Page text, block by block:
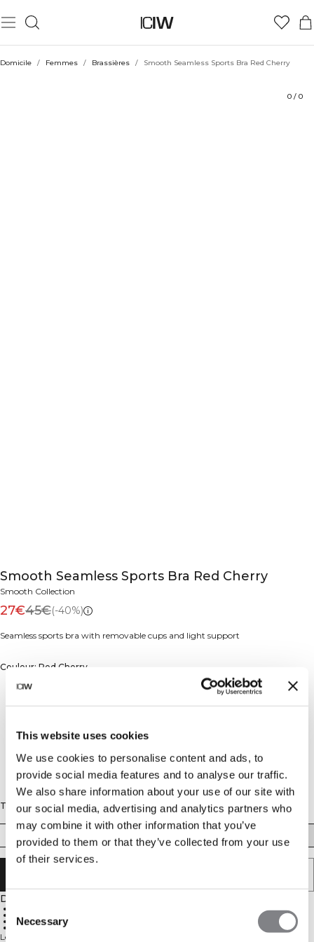
This website uses cookies
We use cookies to personalise content and ads, to
provide social media features and to analyse our traffic.
We also share information about your use of our site with
our social media, advertising and analytics partners who
may combine it with other information that you’ve
provided to them or that they’ve collected from your use
of their services.
Consent
Selection
Necessary
Domicile / Femmes / Brassières / Smooth Seamless Sports Bra Red Cherry
0 / 0
Smooth Seamless Sports Bra Red Cherry
Smooth Collection
27€45€(-40%)
Seamless sports bra with removable cups and light support
Couleur: Red Cherry
Taille
Description
8% elastan
Sans coutures
Maintien léger
Le Soutien-gorge de Sport Seamless Smooth est conçu pour offrir une